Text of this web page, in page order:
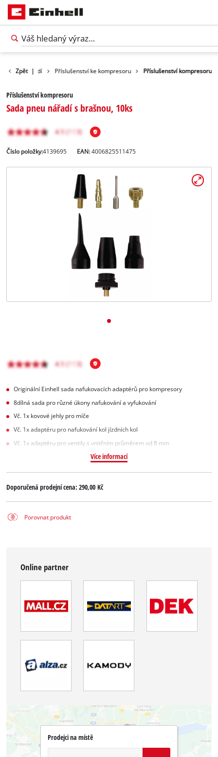
Zpět |
nářadí Příslušenství ke kompresoru Příslušenství kompresoru
Příslušenství kompresoru
Sada pneu nářadí s brašnou, 10ks
Číslo položky:4139695 EAN:4006825511475
Originální Einhell sada nafukovacích adaptérů pro kompresory
8dílná sada pro různé úkony nafukování a vyfukování
Vč. 1x kovové jehly pro míče
Vč. 1x adaptéru pro nafukování kol jízdních kol
Vč. 1x adaptéru pro ventily s vnitřním průměrem od 8 mm
Více informací
Doporučená prodejní cena:290,00 Kč
Porovnat produkt
Online partner
Prodejci na místě